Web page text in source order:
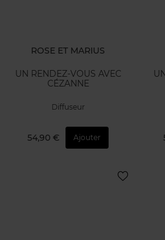
ROSE ET MARIUS
UN RENDEZ-VOUS AVEC
CÉZANNE
Diffuseur
54,90 € Ajouter